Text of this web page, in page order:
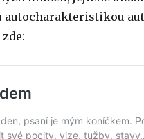
autocharakteristikou